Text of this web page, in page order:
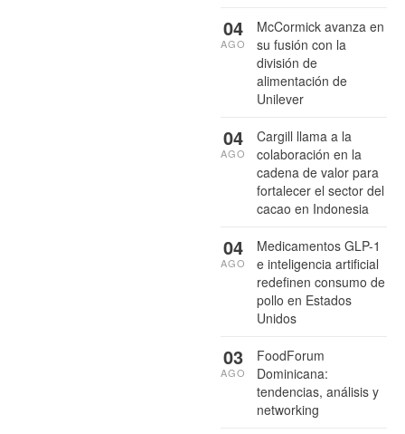
McCormick avanza en
su fusión con la
división de
alimentación de
Unilever
04
AGO
Cargill llama a la
colaboración en la
cadena de valor para
fortalecer el sector del
cacao en Indonesia
04
AGO
Medicamentos GLP-1
e inteligencia artificial
redefinen consumo de
pollo en Estados
Unidos
04
AGO
FoodForum
Dominicana:
tendencias, análisis y
networking
03
AGO